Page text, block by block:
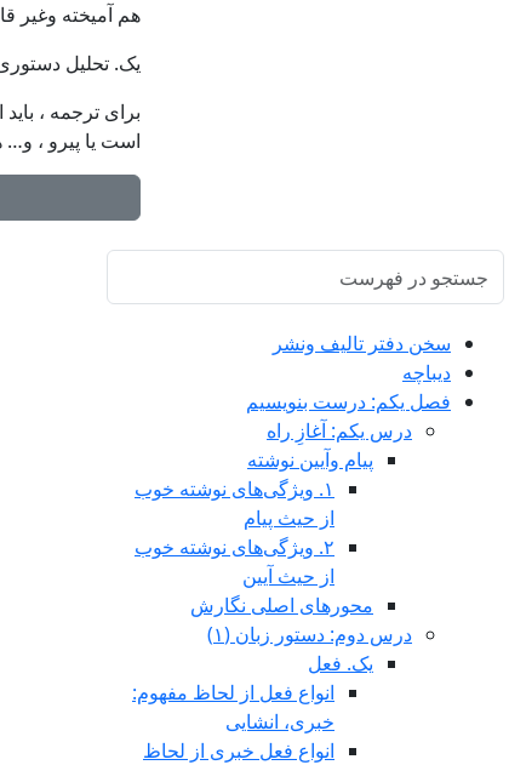
هم آمیخته وغیر
یک. تحلیل
برای ترجمه ،
است یا پیرو ،
سخن دفتر تالیف ونشر
دیباچه
فصل یکم: درست بنویسیم
درس يكم: آغازِ راه
پیام وآیین نوشته
١. ویژگی‌های نوشته خوب
از حیث پیام
٢. ویژگی‌های نوشته خوب
از حیث آیین
محورهای اصلی نگارش
درس دوم: دستور زبان (١)
یک. فعل
انواع فعل از لحاظ مفهوم:
خبری، انشایی
انواع فعل خبری از لحاظ